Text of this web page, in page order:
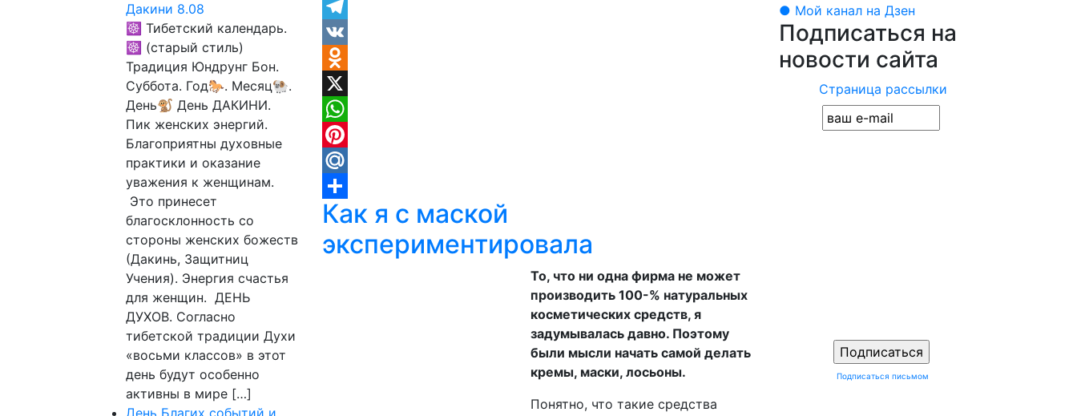
Дакини 8.08
☸ Тибетский календарь.
☸ (старый стиль)
Традиция Юндрунг Бон.
Суббота. Год🐎. Месяц🐏.
День🐒 День ДАКИНИ.
Пик женских энергий.
Благоприятны духовные
практики и оказание
уважения к женщинам.
Это принесет
благосклонность со
стороны женских божеств
(Дакинь, Защитниц
Учения). Энергия счастья
для женщин. ДЕНЬ
ДУХОВ. Согласно
тибетской традиции Духи
«восьми классов» в этот
день будут особенно
активны в мире […]
День Благих событий и
Telegram
VK
Odnoklassniki
X
WhatsApp
Pinterest
Mail.Ru
Отправить
Как я с маской
экспериментировала
То, что ни одна фирма не может
производить 100-% натуральных
косметических средств, я
задумывалась давно. Поэтому
были мысли начать самой делать
кремы, маски, лосьоны.
Понятно, что такие средства
● Мой канал на Дзен
Подписаться на
новости сайта
Страница рассылки
Подписаться письмом